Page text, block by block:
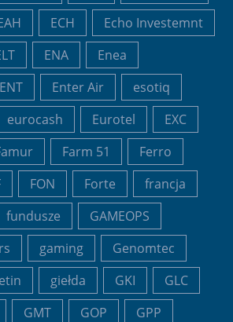
ECH
Echo Investemnt
ENA
Enea
ENT Enter Air
esotiq
eurocash Eurotel
EXC
Farm 51
Ferro
FON Forte
francja
fundusze
GAMEOPS
gaming
Genomtec
giełda GKI
GLC
GMT GOP
GPP